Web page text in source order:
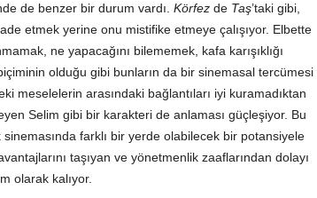
de benzer bir durum vardı. Körfezde Taş’taki gibi,
etmek yerine onu mistifike etmeye çalışıyor. Elbette
ne yapacağını bilememek, kafa karışıklığı
olduğu gibi bunların da bir sinemasal tercümesi
meselelerin arasındaki bağlantıları iyi kuramadıktan
Selim gibi bir karakteri de anlaması güçleşiyor. Bu
farklı bir yerde olabilecek bir potansiyele
taşıyan ve yönetmenlik zaaflarından dolayı
olarak kalıyor.